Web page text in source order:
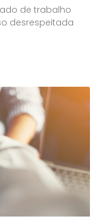
de trabalho
desrespeitada